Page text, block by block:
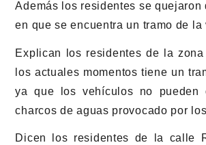
Además los residentes se quejaron
en que se encuentra un tramo de la
Explican los residentes de la
los actuales momentos tiene un
ya que los vehículos no pueden
charcos de aguas provocado por
Dicen los residentes de la calle